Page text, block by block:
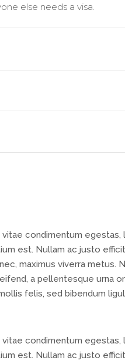
else needs a visa.
condimentum egestas,
est. Nullam ac justo
maximus viverra metus.
a pellentesque urna
felis, sed bibendum
condimentum egestas,
est. Nullam ac justo